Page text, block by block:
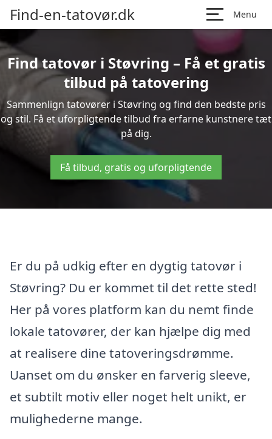
Find-en-tatovør.dk Menu
Find tatovør i Støvring – Få et gratis
tilbud på tatovering
Sammenlign tatovører i Støvring og find den bedste pris
og stil. Få et uforpligtende tilbud fra erfarne kunstnere tæt
på dig.
Få tilbud, gratis og uforpligtende
Er du på udkig efter en dygtig tatovør i
Støvring? Du er kommet til det rette sted!
Her på vores platform kan du nemt finde
lokale tatovører, der kan hjælpe dig med
at realisere dine tatoveringsdrømme.
Uanset om du ønsker en farverig sleeve,
et subtilt motiv eller noget helt unikt, er
mulighederne mange.